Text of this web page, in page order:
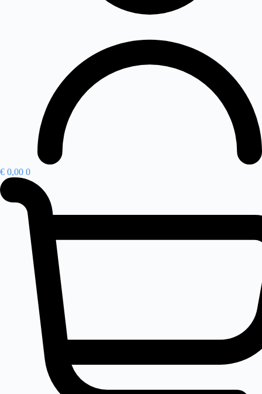
€ 0,00 0